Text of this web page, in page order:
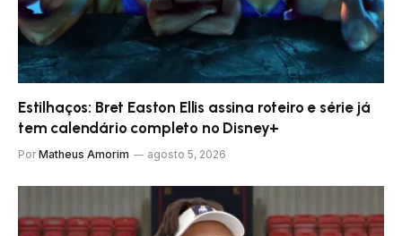
Estilhaços: Bret Easton Ellis assina roteiro e série já
tem calendário completo no Disney+
Por Matheus Amorim agosto 5, 2026